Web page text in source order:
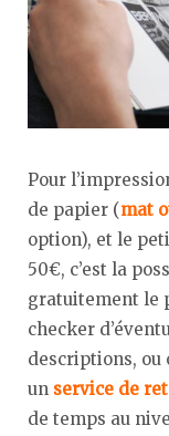
Pour
de papier (mat
option), et le
50€, c’est la
gratuitement le
checker
descriptions, ou
un service de
de temps au